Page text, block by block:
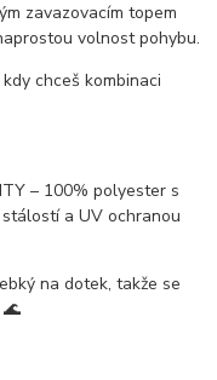
zavazovacím topem
volnost pohybu.
kdy chceš kombinaci
– 100% polyester s
aUV ochranou
na dotek, takže se